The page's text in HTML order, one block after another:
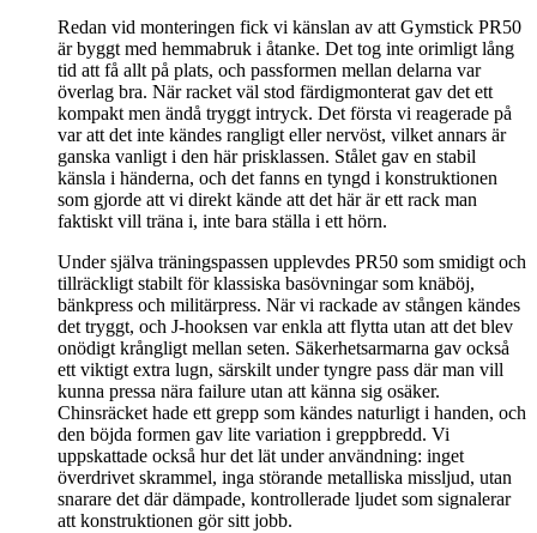
Redan vid monteringen fick vi känslan av att Gymstick PR50
är byggt med hemmabruk i åtanke. Det tog inte orimligt lång
tid att få allt på plats, och passformen mellan delarna var
överlag bra. När racket väl stod färdigmonterat gav det ett
kompakt men ändå tryggt intryck. Det första vi reagerade på
var att det inte kändes rangligt eller nervöst, vilket annars är
ganska vanligt i den här prisklassen. Stålet gav en stabil
känsla i händerna, och det fanns en tyngd i konstruktionen
som gjorde att vi direkt kände att det här är ett rack man
faktiskt vill träna i, inte bara ställa i ett hörn.
Under själva träningspassen upplevdes PR50 som smidigt och
tillräckligt stabilt för klassiska basövningar som knäböj,
bänkpress och militärpress. När vi rackade av stången kändes
det tryggt, och J-hooksen var enkla att flytta utan att det blev
onödigt krångligt mellan seten. Säkerhetsarmarna gav också
ett viktigt extra lugn, särskilt under tyngre pass där man vill
kunna pressa nära failure utan att känna sig osäker.
Chinsräcket hade ett grepp som kändes naturligt i handen, och
den böjda formen gav lite variation i greppbredd. Vi
uppskattade också hur det lät under användning: inget
överdrivet skrammel, inga störande metalliska missljud, utan
snarare det där dämpade, kontrollerade ljudet som signalerar
att konstruktionen gör sitt jobb.